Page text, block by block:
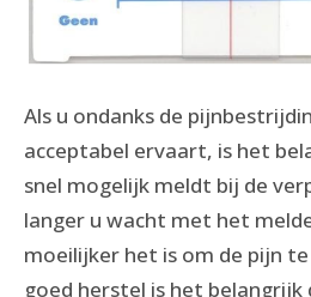
Als u ondanks de
acceptabel ervaart, is het
snel mogelijk meldt bij de
langer u wacht met het
moeilijker het is om de pijn
goed herstel is het